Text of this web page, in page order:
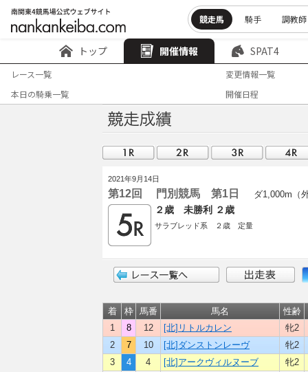
競走馬 騎手 調教師
トップ 開催情報 SPAT4
レース一覧
変更情報一覧
本日の騎乗一覧
開催日程
2021年9月14日
第12回 門別競馬 第1日 ダ1,000m（
２歳 未勝利 ２歳
サラブレッド系 ２歳 定量
着 枠 馬番 馬名
性齢
1
8 12 [北]リトルカレン
牝2
2
7 10 [北]ダンストンレーヴ
牝2
3
4 4 [北]アークヴィルヌーブ
牝2